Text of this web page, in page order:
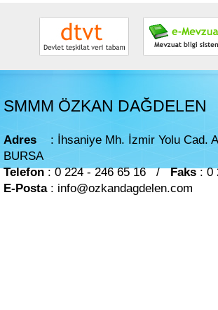
SMMM ÖZKAN DAĞDELEN
Adres
: İhsaniye Mh. İzmir Yolu Cad.
BURSA
Telefon: 0 224 - 246 65 16 /Faks: 0
E-Posta: info@ozkandagdelen.com